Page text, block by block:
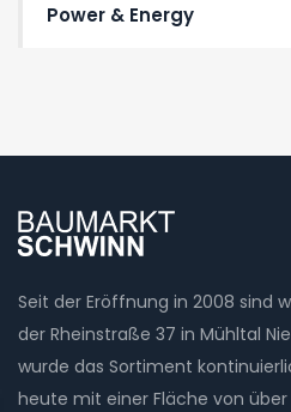
Power & Energy
Seit der Eröffnung in 2008 sind
der Rheinstraße 37 in Mühltal
wurde das Sortiment
heute mit einer Fläche von über